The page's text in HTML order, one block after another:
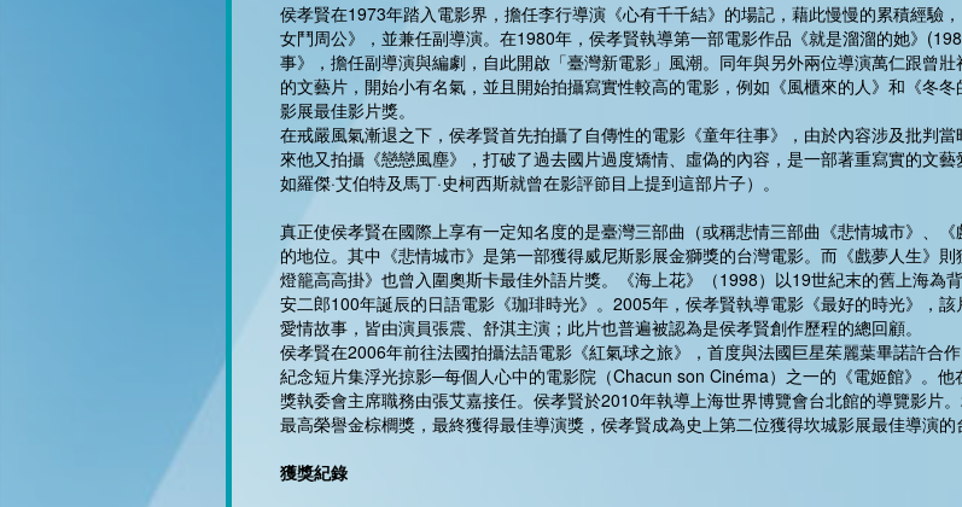
侯孝賢在1973年踏入電影界，擔任李行導演《心有千千結》的場記，藉此慢慢的累積經驗
女鬥周公》，並兼任副導演。在1980年，侯孝賢執導第一部電影作品《就是溜溜的她》
事》，擔任副導演與編劇，自此開啟「臺灣新電影」風潮。同年與另外兩位導演萬仁跟曾
的文藝片，開始小有名氣，並且開始拍攝寫實性較高的電影，例如《風櫃來的人》和《冬
影展最佳影片獎。
在戒嚴風氣漸退之下，侯孝賢首先拍攝了自傳性的電影《童年往事》，由於內容涉及批判
來他又拍攝《戀戀風塵》，打破了過去國片過度矯情、虛偽的內容，是一部著重寫實的文
如羅傑·艾伯特及馬丁·史柯西斯就曾在影評節目上提到這部片子）。
真正使侯孝賢在國際上享有一定知名度的是臺灣三部曲（或稱悲情三部曲《悲情城市》、
的地位。其中《悲情城市》是第一部獲得威尼斯影展金獅獎的台灣電影。而《戲夢人生》
燈籠高高掛》也曾入圍奧斯卡最佳外語片獎。《海上花》（1998）以19世紀末的舊上海為
安二郎100年誕辰的日語電影《珈琲時光》。2005年，侯孝賢執導電影《最好的時光》，
愛情故事，皆由演員張震、舒淇主演；此片也普遍被認為是侯孝賢創作歷程的總回顧。
侯孝賢在2006年前往法國拍攝法語電影《紅氣球之旅》，首度與法國巨星茱麗葉畢諾許合
紀念短片集浮光掠影─每個人心中的電影院（Chacun son Cinéma）之一的《電姬館》。
獎執委會主席職務由張艾嘉接任。侯孝賢於2010年執導上海世界博覽會台北館的導覽影片
最高榮譽金棕櫚獎，最終獲得最佳導演獎，侯孝賢成為史上第二位獲得坎城影展最佳導演的
獲獎紀錄